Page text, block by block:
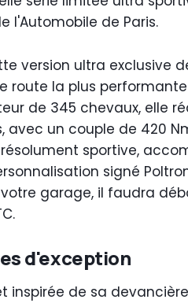
l'Automobile de Paris.
version ultra exclusive de
route la plus
de 345 chevaux, elle
avec un couple de 420
sportive,
signé
garage, il faudra
d'exception
inspirée de sa